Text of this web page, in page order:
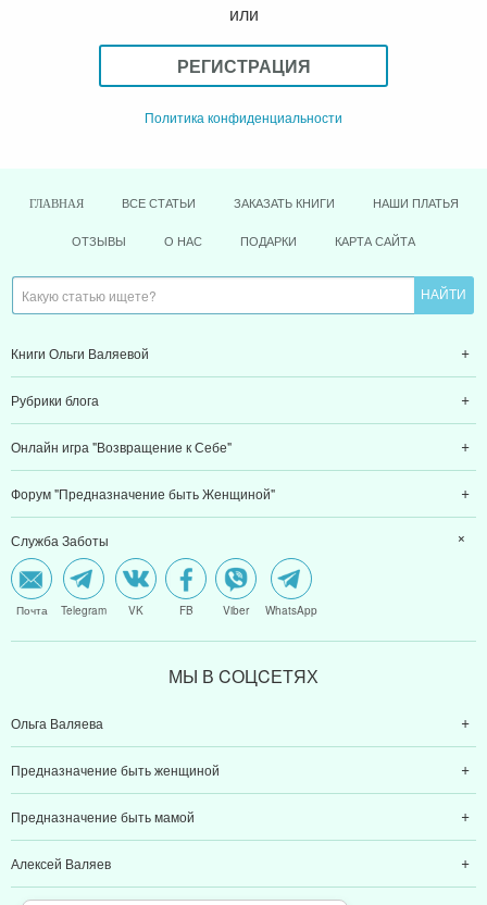
или
РЕГИСТРАЦИЯ
Политика конфиденциальности
ГЛАВНАЯ ВСЕ СТАТЬИ ЗАКАЗАТЬ КНИГИ НАШИ ПЛАТЬЯ
ОТЗЫВЫ О НАС ПОДАРКИ КАРТА САЙТА
Книги Ольги Валяевой
Рубрики блога
Онлайн игра "Возвращение к Себе"
Форум "Предназначение быть Женщиной"
Служба Заботы
Почта Telegram VK FB Viber WhatsApp
МЫ В CОЦCЕТЯХ
Ольга Валяева
Предназначение быть женщиной
Предназначение быть мамой
Алексей Валяев